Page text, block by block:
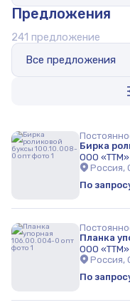
Предложения
Все предложения
241 предложение
Бирка
ООО «ТТМ»
Россия,
По
Планка
ООО «ТТМ»
Россия,
По